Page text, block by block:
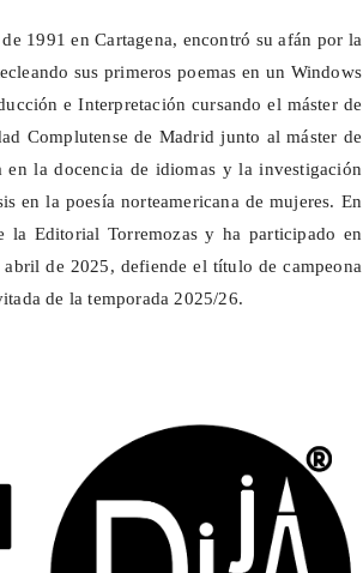
1991 en Cartagena, encontró su afán por la
sus primeros poemas en un Windows
e Interpretación cursando el máster de
Complutense de Madrid junto al máster de
en la docencia de idiomas y la investigación
en la poesía norteamericana de mujeres. En
la Editorial Torremozasy ha participado en
de 2025, defiende el título de campeona
de la temporada 2025/26.